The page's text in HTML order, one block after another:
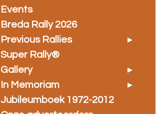
Events
Breda Rally 2026
Previous Rallies
Super Rally®
Gallery
In Memoriam
Jubileumboek 1972-2012